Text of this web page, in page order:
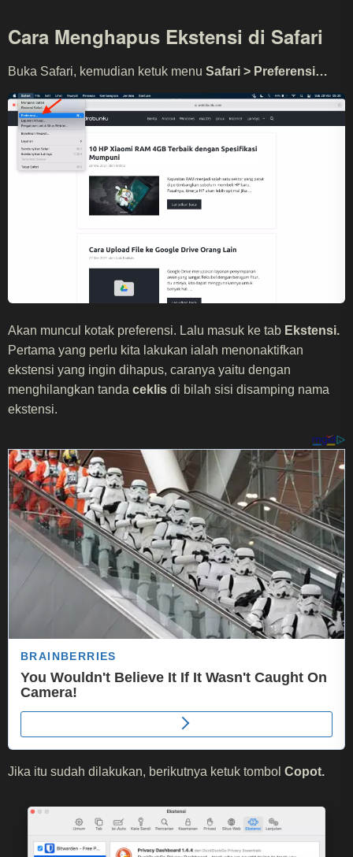
Cara Menghapus Ekstensi di Safari
Buka Safari, kemudian ketuk menu Safari > Preferensi…
Akan muncul kotak preferensi. Lalu masuk ke tab Ekstensi.
Pertama yang perlu kita lakukan ialah menonaktifkan
ekstensi yang ingin dihapus, caranya yaitu dengan
menghilangkan tanda ceklis di bilah sisi disamping nama
ekstensi.
Jika itu sudah dilakukan, berikutnya ketuk tombol Copot.